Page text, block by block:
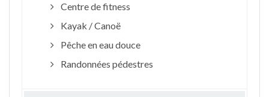
Centre de fitness
Kayak / Canoë
Pêche en eau douce
Randonnées pédestres